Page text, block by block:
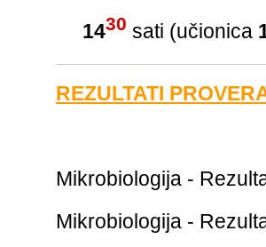
1430 sati (učionica
REZULTATI
Mikrobiologija -
Mikrobiologija -